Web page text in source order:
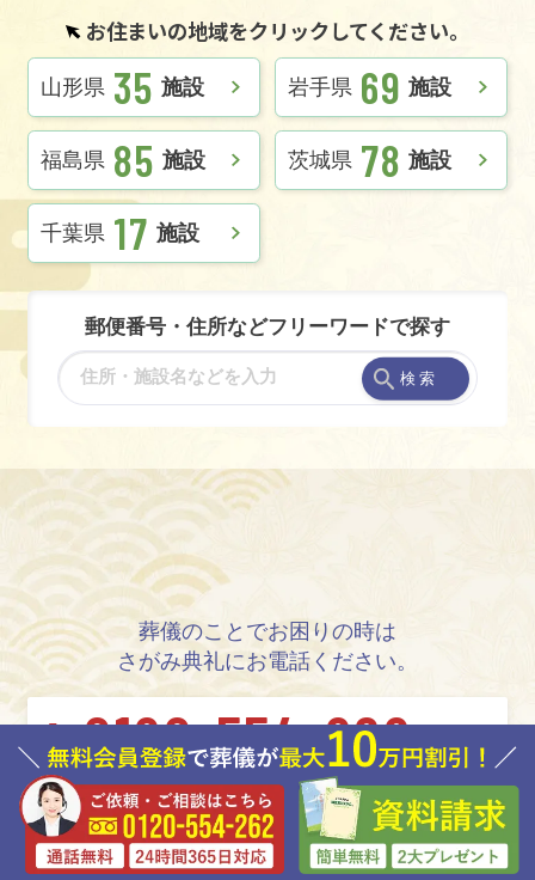
お住まいの地域をクリックしてください。
山形県 35 施設 岩手県 69 施設
福島県 85 施設 茨城県 78 施設
千葉県 17 施設
郵便番号・住所などフリーワードで探す
検 索
葬儀のことでお困りの時は
さがみ典礼にお電話ください。
0120-554-262